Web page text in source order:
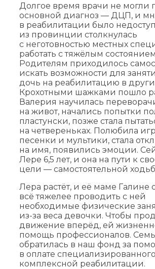
Долгое время врачи не могли
основной диагноз — ДЦП, и
в реабилитации было
из провинции столкнулась
с неготовностью местных
работать с тяжёлым
Родителям приходилось
искать возможности для
дочь на реабилитацию в
Крохотными шажками пошло
Валерия научилась
на живот, начались попытки
пластунски, позже стала
на четвереньках. Полюбила
песенки и мультики, стала
на имя, появились эмоции.
Лере 6,5 лет, и она на пути к
цели — самостоятельной
Лера растёт, и её маме Галине
всё тяжелее проводить с ней
необходимые физические
из-за веса девочки. Чтобы
движение вперёд, ей
помощь профессионалов.
обратилась в наш фонд за
в оплате
комплексной реабилитации.